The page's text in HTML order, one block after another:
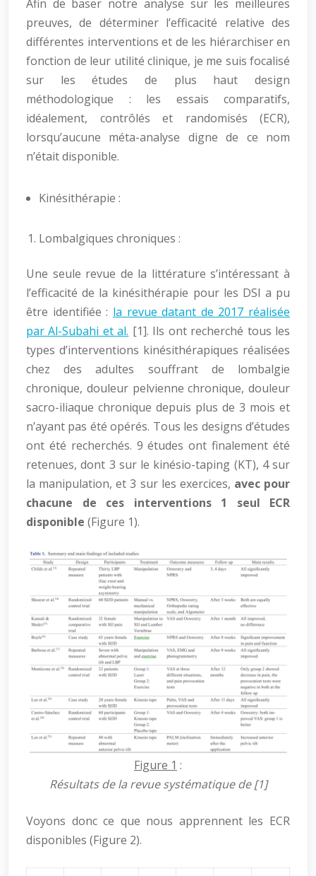
Afin de baser notre analyse sur les meilleures
preuves, de déterminer l’efficacité relative des
différentes interventions et de les hiérarchiser en
fonction de leur utilité clinique, je me suis focalisé
sur les études de plus haut design
méthodologique : les essais comparatifs,
idéalement, contrôlés et randomisés (ECR),
lorsqu’aucune méta-analyse digne de ce nom
n’était disponible.
Kinésithérapie :
Lombalgiques chroniques :
Une seule revue de la littérature s’intéressant à
l’efficacité de la kinésithérapie pour les DSI a pu
être identifiée : la revue datant de 2017 réalisée
par Al-Subahi et al. [1]. Ils ont recherché tous les
types d’interventions kinésithérapiques réalisées
chez des adultes souffrant de lombalgie
chronique, douleur pelvienne chronique, douleur
sacro-iliaque chronique depuis plus de 3 mois et
n’ayant pas été opérés. Tous les designs d’études
ont été recherchés. 9 études ont finalement été
retenues, dont 3 sur le kinésio-taping (KT), 4 sur
la manipulation, et 3 sur les exercices, avec pour
chacune de ces interventions 1 seul ECR
disponible (Figure 1).
Figure 1 :
Résultats de la revue systématique de [1]
Voyons donc ce que nous apprennent les ECR
disponibles (Figure 2).